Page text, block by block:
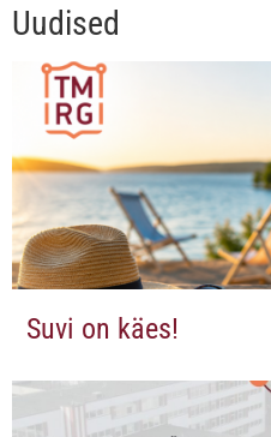
Uudised
Suvi on käes!